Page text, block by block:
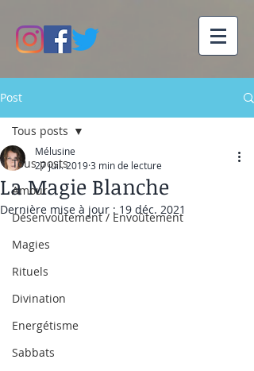
Post
Tous posts
Amour
Désenvoûtement / Envoûtement
Magies
Rituels
Divination
Energétisme
Sabbats
Tous posts
La Magie Blanche
Mélusine
27 juil. 20193 min de lecture
Dernière mise à jour : 19 déc. 2021